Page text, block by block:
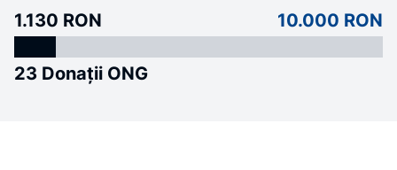
1.130 RON 10.000 RON
23 Donații ONG